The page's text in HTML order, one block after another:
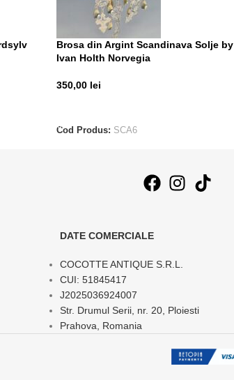
Brosa din Argint Scandinava Solje by
Ivan Holth Norvegia
350,00 lei
Cod Produs: SCA6
DATE COMERCIALE
COCOTTE ANTIQUE S.R.L.
CUI: 51845417
J2025036924007
Str. Drumul Serii, nr. 20, Ploiesti
Prahova, Romania